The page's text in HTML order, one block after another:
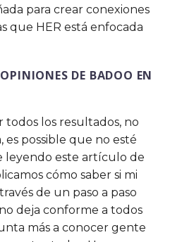
para crear conexiones
que HER está enfocada
DE BADOO EN
todos los resultados, no
possible que no esté
leyendo este artículo de
cómo saber si mi
de un paso a paso
deja conforme a todos
más a conocer gente